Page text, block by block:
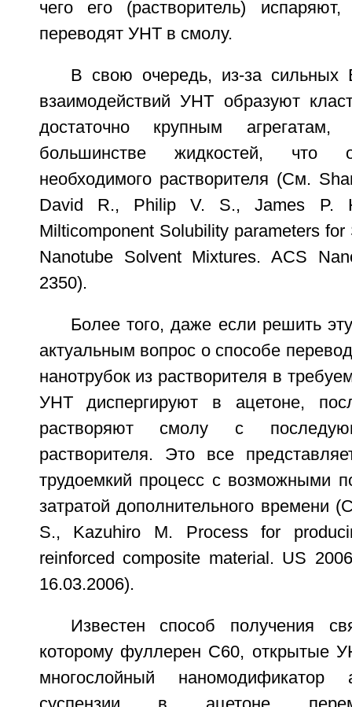
чего его (растворитель)
переводят УНТ в смолу.
В свою очередь, из-за сильных
взаимодействий УНТ образуют
достаточно крупным
большинстве жидкостей, что
необходимого растворителя (См.
David R., Philip V. S., James P.
Milticomponent Solubility parameters
Nanotube Solvent Mixtures. ACS
2350).
Более того, даже если решить
актуальным вопрос о способе
нанотрубок из растворителя в
УНТ диспергируют в ацетоне,
растворяют смолу с
растворителя. Это все
трудоемкий процесс с возможными
затратой дополнительного времени
S., Kazuhiro М. Process for
reinforced composite material. US
16.03.2006).
Известен способ получения
которому фуллерен С60, открытые
многослойный